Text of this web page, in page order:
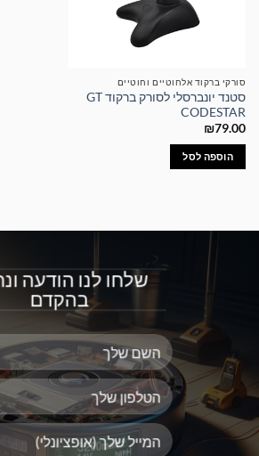
סורקי ברקוד אלחוטיים וחוטיים
סטנד יונברסלי לסורק ברקוד GT
CODESTAR
₪79.00
הוספה לסל
שלחו לנו הודעה
בהקדם